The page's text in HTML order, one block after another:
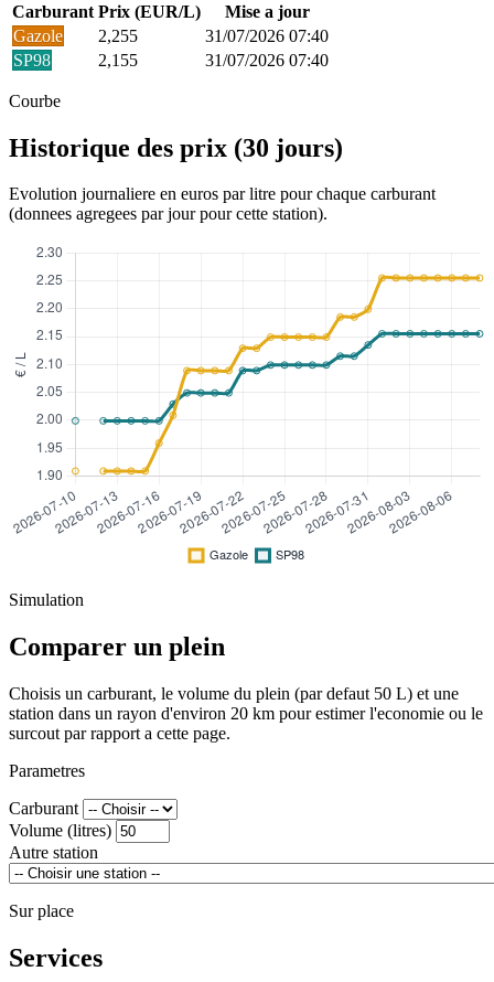
Carburant Prix (EUR/L)
Mise a jour
Gazole
2,255
31/07/2026 07:40
SP98
2,155 31/07/2026 07:40
Courbe
Historique des prix (30 jours)
Evolution journaliere en euros par litre pour chaque carburant
(donnees agregees par jour pour cette station).
Simulation
Comparer un plein
Choisis un carburant, le volume du plein (par defaut 50 L) et une
station dans un rayon d'environ 20 km pour estimer l'economie ou le
surcout par rapport a cette page.
Parametres
Carburant
Volume (litres)
Autre station
Sur place
Services